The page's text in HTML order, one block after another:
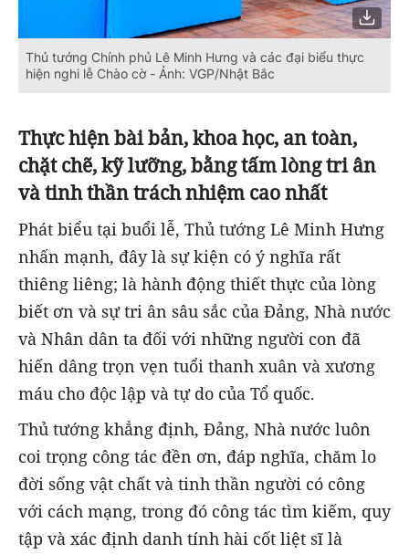
Thủ tướng Chính phủ Lê Minh Hưng và các đại biểu thực
hiện nghi lễ Chào cờ - Ảnh: VGP/Nhật Bắc
Thực hiện bài bản, khoa học, an toàn,
chặt chẽ, kỹ lưỡng, bằng tấm lòng tri ân
và tinh thần trách nhiệm cao nhất
Phát biểu tại buổi lễ, Thủ tướng Lê Minh Hưng
nhấn mạnh, đây là sự kiện có ý nghĩa rất
thiêng liêng; là hành động thiết thực của lòng
biết ơn và sự tri ân sâu sắc của Đảng, Nhà nước
và Nhân dân ta đối với những người con đã
hiến dâng trọn vẹn tuổi thanh xuân và xương
máu cho độc lập và tự do của Tổ quốc.
Thủ tướng khẳng định, Đảng, Nhà nước luôn
coi trọng công tác đền ơn, đáp nghĩa, chăm lo
đời sống vật chất và tinh thần người có công
với cách mạng, trong đó công tác tìm kiếm, quy
tập và xác định danh tính hài cốt liệt sĩ là